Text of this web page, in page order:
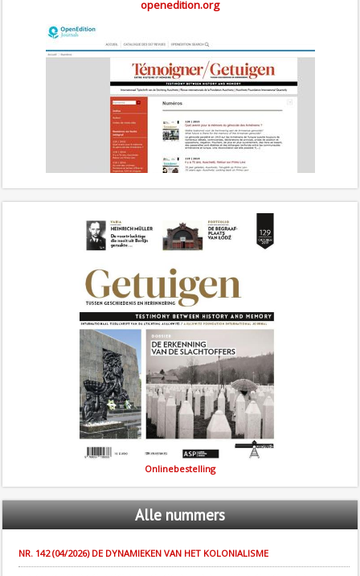
openedition.org
Onlinebestelling
Allenummers
NR. 142 (04/2026) DE DYNAMIEKEN VAN HET KOLONIALISME